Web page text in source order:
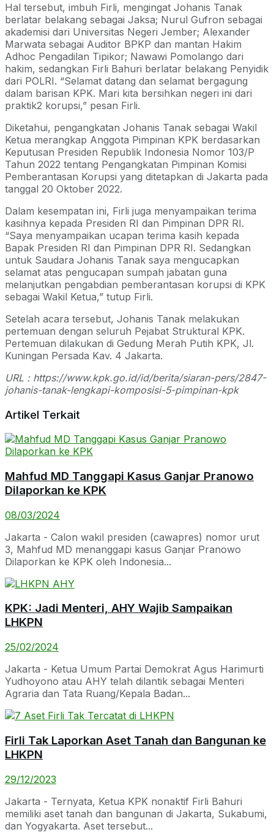
Hal tersebut, imbuh Firli, mengingat Johanis Tanak
berlatar belakang sebagai Jaksa; Nurul Gufron sebagai
akademisi dari Universitas Negeri Jember; Alexander
Marwata sebagai Auditor BPKP dan mantan Hakim
Adhoc Pengadilan Tipikor; Nawawi Pomolango dari
hakim, sedangkan Firli Bahuri berlatar belakang Penyidik
dari POLRI. “Selamat datang dan selamat bergagung
dalam barisan KPK. Mari kita bersihkan negeri ini dari
praktik2 korupsi,” pesan Firli.
Diketahui, pengangkatan Johanis Tanak sebagai Wakil
Ketua merangkap Anggota Pimpinan KPK berdasarkan
Keputusan Presiden Republik Indonesia Nomor 103/P
Tahun 2022 tentang Pengangkatan Pimpinan Komisi
Pemberantasan Korupsi yang ditetapkan di Jakarta pada
tanggal 20 Oktober 2022.
Dalam kesempatan ini, Firli juga menyampaikan terima
kasihnya kepada Presiden RI dan Pimpinan DPR RI.
“Saya menyampaikan ucapan terima kasih kepada
Bapak Presiden RI dan Pimpinan DPR RI. Sedangkan
untuk Saudara Johanis Tanak saya mengucapkan
selamat atas pengucapan sumpah jabatan guna
melanjutkan pengabdian pemberantasan korupsi di KPK
sebagai Wakil Ketua,” tutup Firli.
Setelah acara tersebut, Johanis Tanak melakukan
pertemuan dengan seluruh Pejabat Struktural KPK.
Pertemuan dilakukan di Gedung Merah Putih KPK, Jl.
Kuningan Persada Kav. 4 Jakarta.
URL : https://www.kpk.go.id/id/berita/siaran-pers/2847-
johanis-tanak-lengkapi-komposisi-5-pimpinan-kpk
Artikel Terkait
Mahfud MD Tanggapi Kasus Ganjar Pranowo
Dilaporkan ke KPK
08/03/2024
Jakarta - Calon wakil presiden (cawapres) nomor urut
3, Mahfud MD menanggapi kasus Ganjar Pranowo
Dilaporkan ke KPK oleh Indonesia...
KPK: Jadi Menteri, AHY Wajib Sampaikan
LHKPN
25/02/2024
Jakarta - Ketua Umum Partai Demokrat Agus Harimurti
Yudhoyono atau AHY telah dilantik sebagai Menteri
Agraria dan Tata Ruang/Kepala Badan...
Firli Tak Laporkan Aset Tanah dan Bangunan ke
LHKPN
29/12/2023
Jakarta - Ternyata, Ketua KPK nonaktif Firli Bahuri
memiliki aset tanah dan bangunan di Jakarta, Sukabumi,
dan Yogyakarta. Aset tersebut...